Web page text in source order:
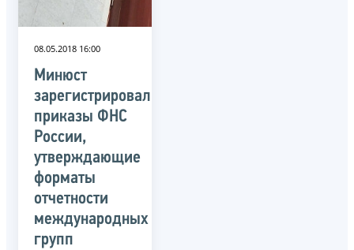
08.05.2018 16:00
Минюст
зарегистрировал
приказы ФНС
России,
утверждающие
форматы
отчетности
международных
групп